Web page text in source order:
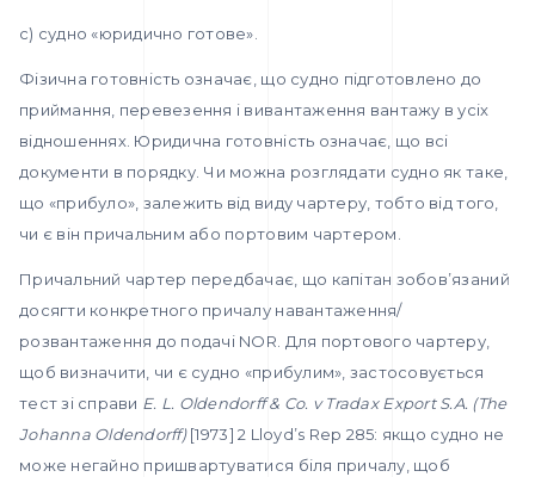
c) судно «юридично готове».
Фізична готовність означає, що судно підготовлено до
приймання, перевезення і вивантаження вантажу в усіх
відношеннях. Юридична готовність означає, що всі
документи в порядку. Чи можна розглядати судно як таке,
що «прибуло», залежить від виду чартеру, тобто від того,
чи є він причальним або портовим чартером.
Причальний чартер передбачає, що капітан зобов’язаний
досягти конкретного причалу навантаження/
розвантаження до подачі NOR. Для портового чартеру,
щоб визначити, чи є судно «прибулим», застосовується
тест зі справи E. L. Oldendorff & Co. v Tradax Export S.A. (The
Johanna Oldendorff)[1973] 2 Lloyd’s Rep 285: якщо судно не
може негайно пришвартуватися біля причалу, щоб